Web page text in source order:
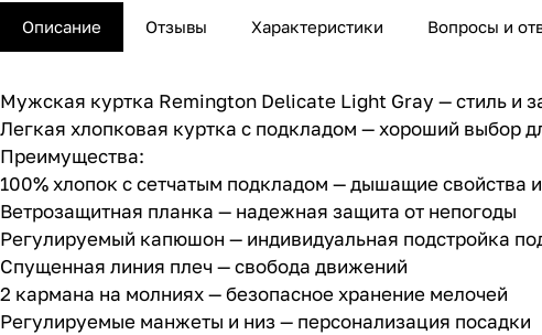
Описание Отзывы Характеристики Вопросы и
Мужская куртка Remington Delicate Light Gray — стиль и
Легкая хлопковая куртка с подкладом — хороший выбор
Преимущества:
100% хлопок с сетчатым подкладом — дышащие свойства
Ветрозащитная планка — надежная защита от непогоды
Регулируемый капюшон — индивидуальная подстройка
Спущенная линия плеч — свобода движений
2 кармана на молниях — безопасное хранение мелочей
Регулируемые манжеты и низ — персонализация посадки